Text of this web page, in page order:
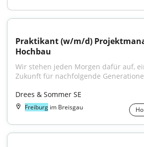
Praktikant (w/m/d)
Hochbau
Wir stehen jeden Morgen dafür auf,
Zukunft für nachfolgende
Drees & Sommer SE
Freiburg im Breisgau